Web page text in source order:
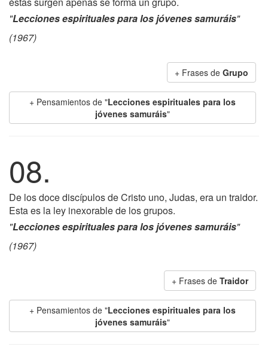
"Lecciones espirituales para los jóvenes samuráis"
(1967)
+ Frases de Grupo
+ Pensamientos de "Lecciones espirituales para los
jóvenes samuráis"
08.
De los doce discípulos de Cristo uno, Judas, era un traidor.
Esta es la ley inexorable de los grupos.
"Lecciones espirituales para los jóvenes samuráis"
(1967)
+ Frases de Traidor
+ Pensamientos de "Lecciones espirituales para los
jóvenes samuráis"